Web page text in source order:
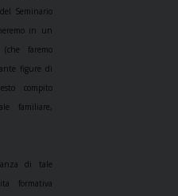
Seminario
in un
(che faremo
figure di
compito
familiare,
di tale
formativa